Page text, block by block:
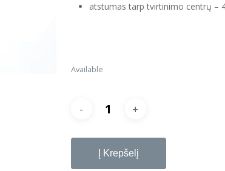
atstumas tarp tvirtinimo centrų –
Available
Į Krepšelį